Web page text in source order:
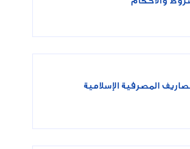
المصرفية الإسلامية